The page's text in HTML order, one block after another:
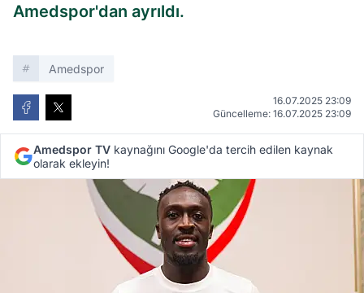
Amedspor'dan ayrıldı.
Amedspor
16.07.2025 23:09
Güncelleme: 16.07.2025 23:09
Amedspor TV kaynağını Google'da tercih edilen kaynak
olarak ekleyin!